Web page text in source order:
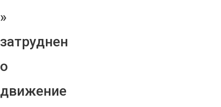
»
затруднен
о
движение